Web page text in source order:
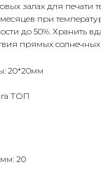
залах для печати
при
до 50%. Хранить
прямых солнечных
20*20мм
ТОП
20